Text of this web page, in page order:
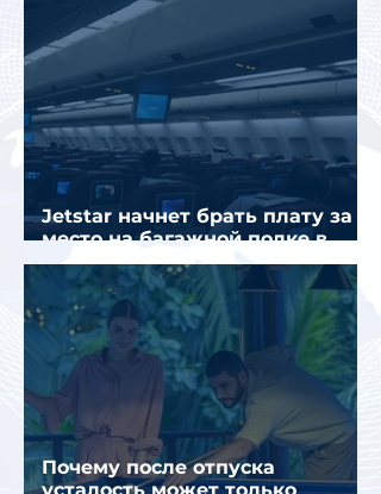
Jetstar начнет брать плату за
место на багажной полке в
салоне самолета
Почему после отпуска